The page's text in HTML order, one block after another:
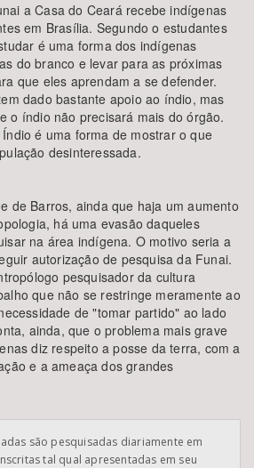
a Casa do Ceará recebe indígenas
em Brasília. Segundo o estudantes
é uma forma dos indígenas
do branco e levar para as próximas
que eles aprendam a se defender.
dado bastante apoio ao índio, mas
o índio não precisará mais do órgão.
é uma forma de mostrar o que
desinteressada.
de Barros, ainda que haja um aumento
há uma evasão daqueles
na área indígena. O motivo seria a
autorização de pesquisa da Funai.
pesquisador da cultura
que não se restringe meramente ao
de "tomar partido" ao lado
ainda, que o problema mais grave
diz respeito a posse da terra, com a
e a ameaça dos grandes
são pesquisadas diariamente em
tal qual apresentadas em seu